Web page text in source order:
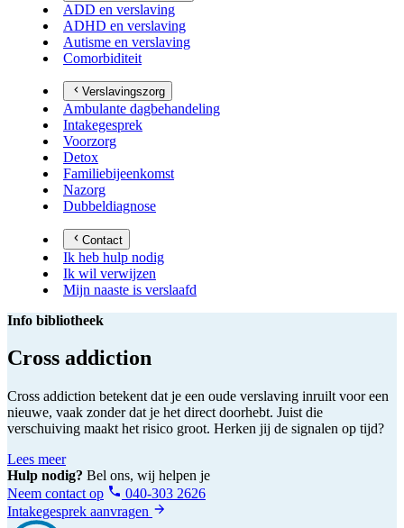
ADD en verslaving
ADHD en verslaving
Autisme en verslaving
Comorbiditeit
Verslavingszorg
Ambulante dagbehandeling
Intakegesprek
Voorzorg
Detox
Familiebijeenkomst
Nazorg
Dubbeldiagnose
Contact
Ik heb hulp nodig
Ik wil verwijzen
Mijn naaste is verslaafd
Info bibliotheek
Cross addiction
Cross addiction betekent dat je een oude verslaving inruilt voor een
nieuwe, vaak zonder dat je het direct doorhebt. Juist die
verschuiving maakt het risico groot. Herken jij de signalen op tijd?
Lees meer
Hulp nodig? Bel ons, wij helpen je
Neem contact op
040-303 2626
Intakegesprek aanvragen